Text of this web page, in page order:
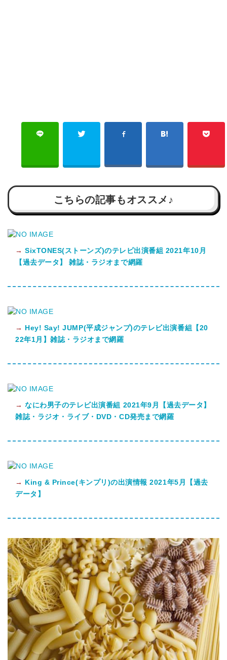
こちらの記事もオススメ♪
→ SixTONES(ストーンズ)のテレビ出演番組 2021年10月
【過去データ】 雑誌・ラジオまで網羅
→ Hey! Say! JUMP(平成ジャンプ)のテレビ出演番組【20
22年1月】雑誌・ラジオまで網羅
→ なにわ男子のテレビ出演番組 2021年9月【過去データ】
雑誌・ラジオ・ライブ・DVD・CD発売まで網羅
→ King & Prince(キンプリ)の出演情報 2021年5月【過去
データ】